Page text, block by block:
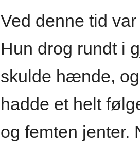
Ved denne tid
Hun drog rundt i
skulde hænde,
hadde et helt
og femten jenter.